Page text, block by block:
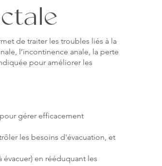
de traiter les troubles liés à la
l’incontinence anale, la perte
pour améliorer les
gérer efficacement
les besoins d'évacuation, et
évacuer) en rééduquant les